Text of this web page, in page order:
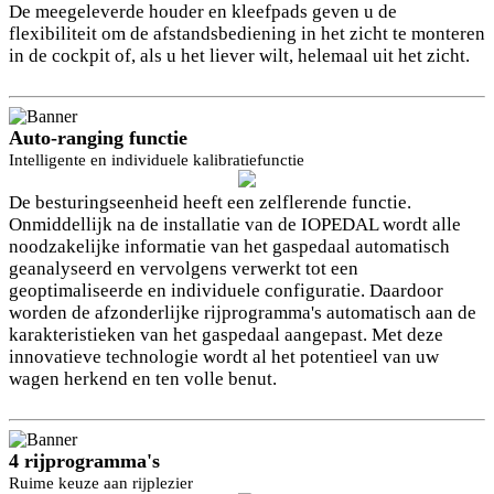
De meegeleverde houder en kleefpads geven u de
flexibiliteit om de afstandsbediening in het zicht te monteren
in de cockpit of, als u het liever wilt, helemaal uit het zicht.
Auto-ranging functie
Intelligente en individuele kalibratiefunctie
De besturingseenheid heeft een zelflerende functie.
Onmiddellijk na de installatie van de IOPEDAL wordt alle
noodzakelijke informatie van het gaspedaal automatisch
geanalyseerd en vervolgens verwerkt tot een
geoptimaliseerde en individuele configuratie. Daardoor
worden de afzonderlijke rijprogramma's automatisch aan de
karakteristieken van het gaspedaal aangepast. Met deze
innovatieve technologie wordt al het potentieel van uw
wagen herkend en ten volle benut.
4 rijprogramma's
Ruime keuze aan rijplezier